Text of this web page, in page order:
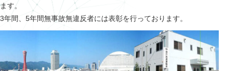
ます。
3年間、5年間無事故無違反者には表彰を行っております。